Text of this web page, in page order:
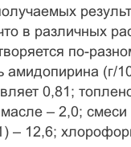
в различных
по-
амидопирина (г/
0,81;
– 2,0; смеси
– 12,6;